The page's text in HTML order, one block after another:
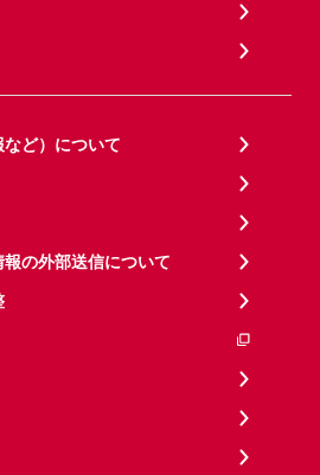
ど）について
の外部送信について